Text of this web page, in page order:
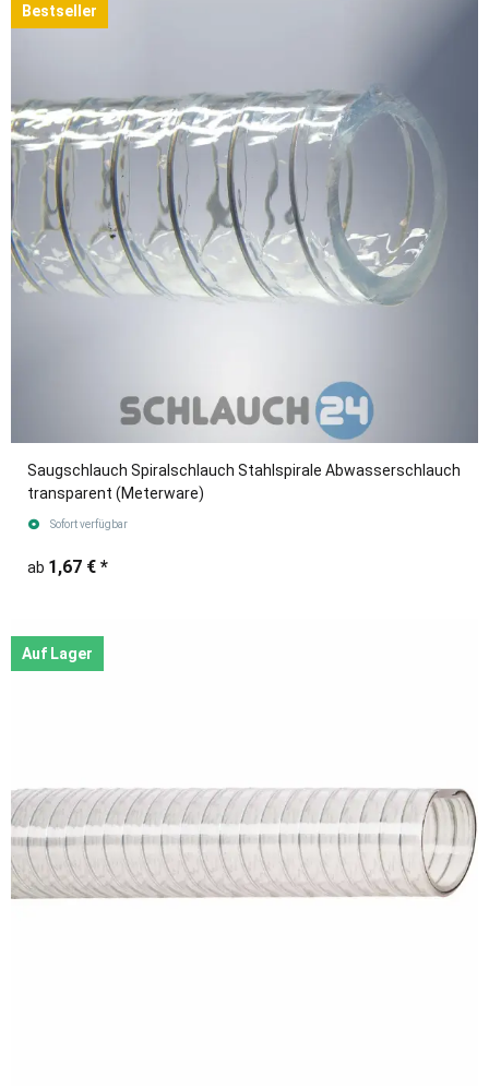
Bestseller
Saugschlauch Spiralschlauch Stahlspirale Abwasserschlauch
transparent (Meterware)
Sofort verfügbar
ab 1,67 € *
Auf Lager